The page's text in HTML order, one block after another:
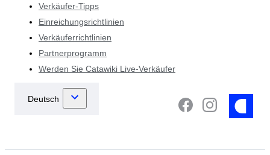
Verkäufer-Tipps
Einreichungsrichtlinien
Verkäuferrichtlinien
Partnerprogramm
Werden Sie Catawiki Live-Verkäufer